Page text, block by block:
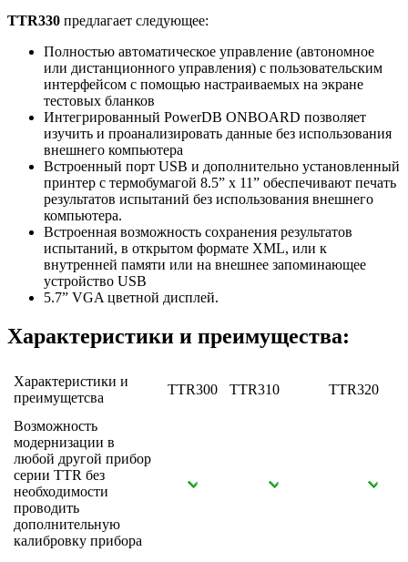
TTR330 предлагает следующее:
Полностью автоматическое управление (автономное
или дистанционного управления) с пользовательским
интерфейсом с помощью настраиваемых на экране
тестовых бланков
Интегрированный PowerDB ONBOARD позволяет
изучить и проанализировать данные без использования
внешнего компьютера
Встроенный порт USB и дополнительно установленный
принтер с термобумагой 8.5” x 11” обеспечивают печать
результатов испытаний без использования внешнего
компьютера.
Встроенная возможность сохранения результатов
испытаний, в открытом формате XML, или к
внутренней памяти или на внешнее запоминающее
устройство USB
5.7” VGA цветной дисплей.
Характеристики и преимущества:
Характеристики и
преимущетсва
TTR300 TTR310 TTR320
Возможность
модернизации в
любой другой прибор
серии TTR без
необходимости
проводить
дополнительную
калибровку прибора